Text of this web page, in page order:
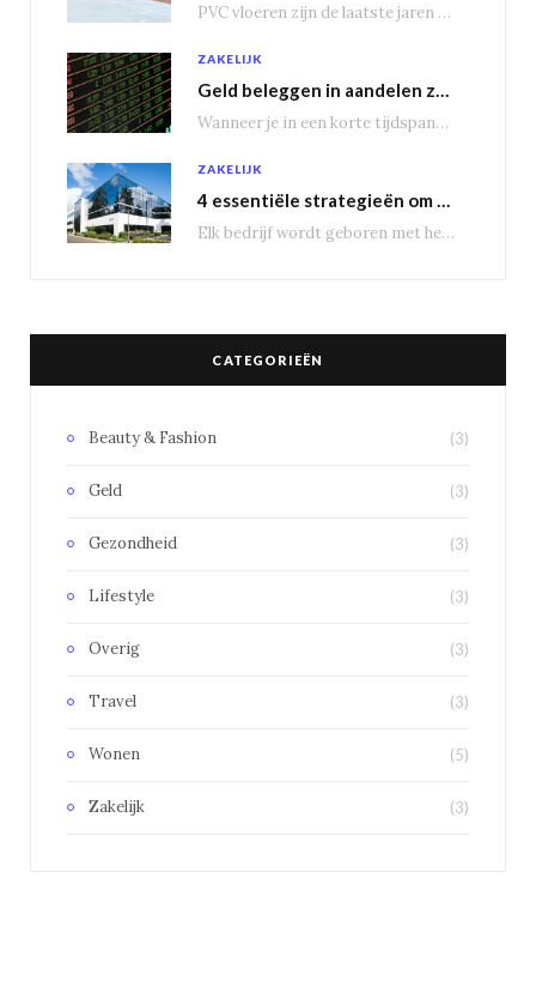
PVC vloeren zijn de laatste jaren steeds populairder geworden, en dat is niet zonder reden.…
ZAKELIJK
Geld beleggen in aandelen zorgt voor een passief inkomen
Wanneer je in een korte tijdspanne behoorlijke winst wil maken, is het geen slecht idee…
ZAKELIJK
4 essentiële strategieën om bedrijfsuitbreiding te genereren
Elk bedrijf wordt geboren met het doel groot te worden, om nieuwe markten te veroveren.…
CATEGORIEËN
Beauty & Fashion (3)
Geld (3)
Gezondheid (3)
Lifestyle (3)
Overig (3)
Travel (3)
Wonen (5)
Zakelijk (3)